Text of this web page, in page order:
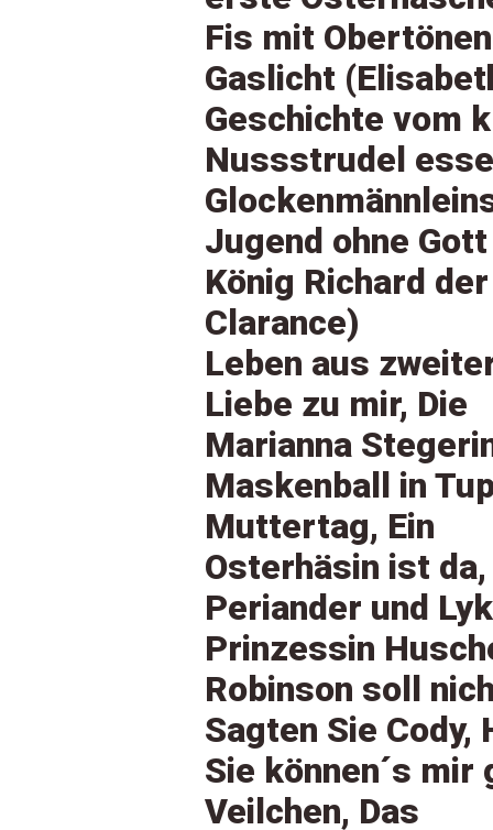
Fis mit Obertönen
Gaslicht
Geschichte vom
Nussstrudel
Jugend ohne
König Richard
Clarance)
Leben aus
Liebe zu mir, Die
Marianna
Maskenball in
Muttertag, Ein
Osterhäsin ist
Periander und
Prinzessin
Robinson soll
Sagten Sie
Sie können´s mir
Veilchen, Das